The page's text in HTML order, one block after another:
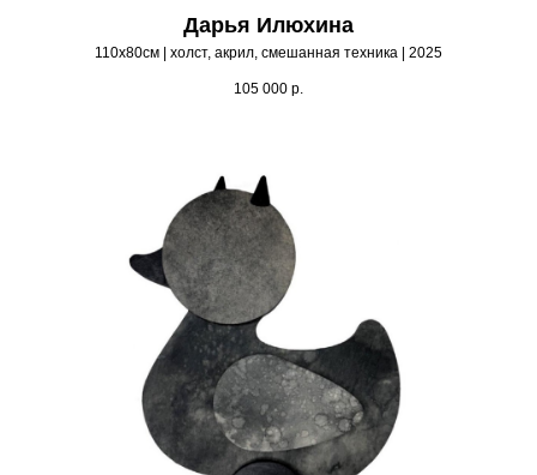
Дарья Илюхина
110х80см | холст, акрил, смешанная техника | 2025
105 000 р.